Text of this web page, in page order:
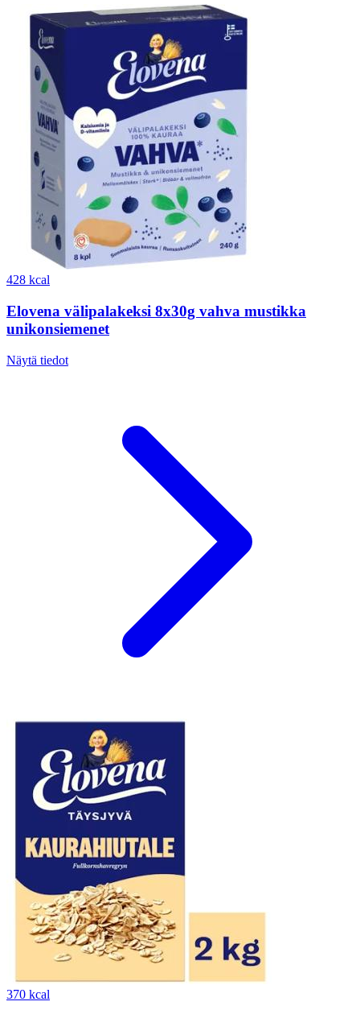
428 kcal
Elovena välipalakeksi 8x30g vahva mustikka
unikonsiemenet
Näytä tiedot
370 kcal